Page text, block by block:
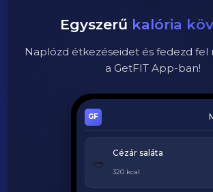
Egyszerű kalória
Naplózd étkezéseidet és fedezd
a GetFIT App-ban!
🥗
Cézár saláta
320 kcal